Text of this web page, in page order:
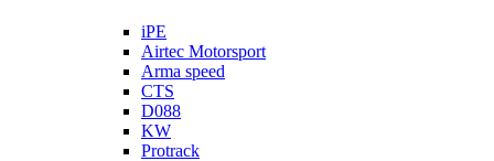
iPE
Airtec Motorsport
Arma speed
CTS
D088
KW
Protrack